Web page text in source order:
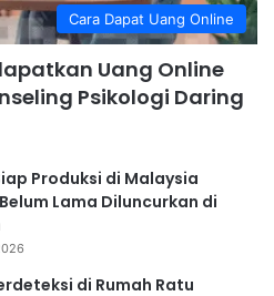
Cara Dapat Uang Online
Uang Online
Psikologi Daring
Produksi di Malaysia
Lama Diluncurkan di
di Rumah Ratu